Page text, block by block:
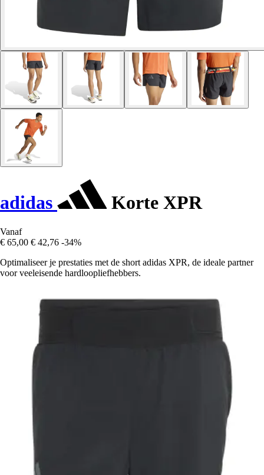
adidas Korte XPR
Vanaf
€ 65,00 € 42,76 -34%
Optimaliseer je prestaties met de short adidas XPR, de ideale partner
voor veeleisende hardloopliefhebbers.